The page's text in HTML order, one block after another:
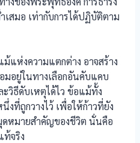
เสมอ เท่ากับการได้ปฏิบัติตาม
แห่งความแตกต่าง อาจสร้าง
มอยู่ในทางเลือกอันคับแคบ
ะวิธีดับเหตุได้ไว ข้อแม้ทั้ง
งที่ถูกวางไว้ เพื่อให้ก้าวที่ยัง
หมายสำคัญของชีวิต นั่นคือ
ท้จริง